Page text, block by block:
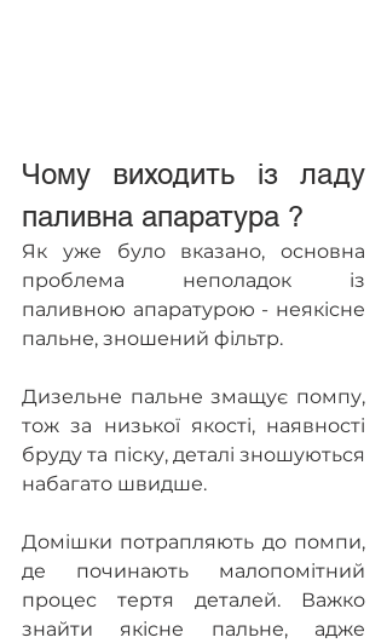
Чому виходить із ладу
паливна апаратура ?
Як уже було вказано, основна
проблема неполадок із
паливною апаратурою - неякісне
пальне, зношений фільтр.
Дизельне пальне змащує помпу,
тож за низької якості, наявності
бруду та піску, деталі зношуються
набагато швидше.
Домішки потрапляють до помпи,
де починають малопомітний
процес тертя деталей. Важко
знайти якісне пальне, адже